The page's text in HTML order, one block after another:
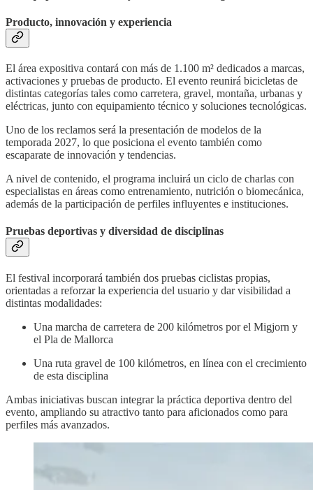
Producto, innovación y experiencia
El área expositiva contará con más de 1.100 m² dedicados a marcas,
activaciones y pruebas de producto. El evento reunirá bicicletas de
distintas categorías tales como carretera, gravel, montaña, urbanas y
eléctricas, junto con equipamiento técnico y soluciones tecnológicas.
Uno de los reclamos será la presentación de modelos de la
temporada 2027, lo que posiciona el evento también como
escaparate de innovación y tendencias.
A nivel de contenido, el programa incluirá un ciclo de charlas con
especialistas en áreas como entrenamiento, nutrición o biomecánica,
además de la participación de perfiles influyentes e instituciones.
Pruebas deportivas y diversidad de disciplinas
El festival incorporará también dos pruebas ciclistas propias,
orientadas a reforzar la experiencia del usuario y dar visibilidad a
distintas modalidades:
Una marcha de carretera de 200 kilómetros por el Migjorn y
el Pla de Mallorca
Una ruta gravel de 100 kilómetros, en línea con el crecimiento
de esta disciplina
Ambas iniciativas buscan integrar la práctica deportiva dentro del
evento, ampliando su atractivo tanto para aficionados como para
perfiles más avanzados.